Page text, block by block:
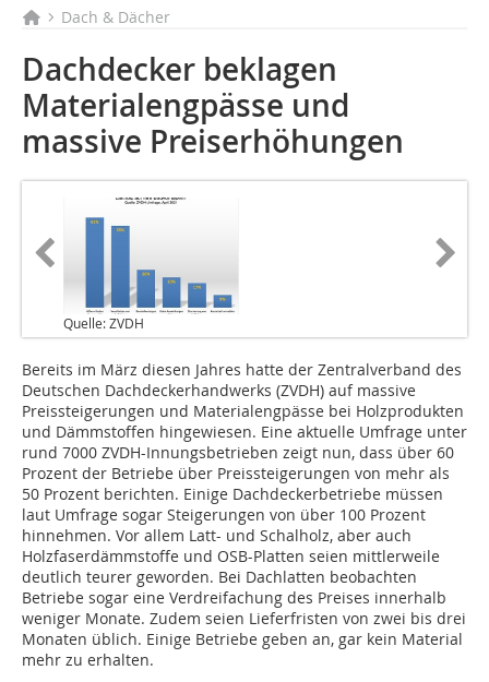
Dach & Dächer
Dachdecker beklagen
Materialengpässe und
massive Preiserhöhungen
Quelle: ZVDH
Bereits im März diesen Jahres hatte der Zentralverband des
Deutschen Dachdeckerhandwerks (ZVDH) auf massive
Preissteigerungen und Materialengpässe bei Holzprodukten
und Dämmstoffen hingewiesen. Eine aktuelle Umfrage unter
rund 7000 ZVDH-Innungsbetrieben zeigt nun, dass über 60
Prozent der Betriebe über Preissteigerungen von mehr als
50 Prozent berichten. Einige Dachdeckerbetriebe müssen
laut Umfrage sogar Steigerungen von über 100 Prozent
hinnehmen. Vor allem Latt- und Schalholz, aber auch
Holzfaserdämmstoffe und OSB-Platten seien mittlerweile
deutlich teurer geworden. Bei Dachlatten beobachten
Betriebe sogar eine Verdreifachung des Preises innerhalb
weniger Monate. Zudem seien Lieferfristen von zwei bis drei
Monaten üblich. Einige Betriebe geben an, gar kein Material
mehr zu erhalten.